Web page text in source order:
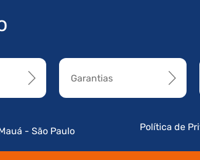
Garantias
- São Paulo Política de